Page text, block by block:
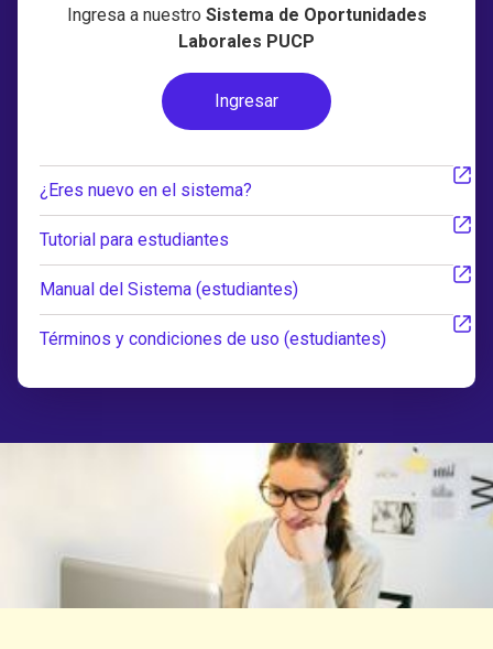
Ingresa a nuestro Sistema de Oportunidades
Laborales PUCP
Ingresar
¿Eres nuevo en el sistema?
Tutorial para estudiantes
Manual del Sistema (estudiantes)
Términos y condiciones de uso (estudiantes)